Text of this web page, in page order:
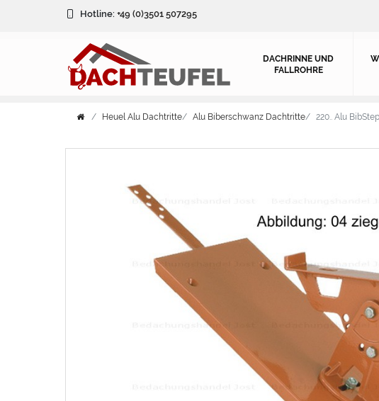
Hotline: +49 (0)3501 507295
DACHRINNE UND
FALLROHRE
Heuel Alu Dachtritte Alu Biberschwanz Dachtritte 220.. Alu